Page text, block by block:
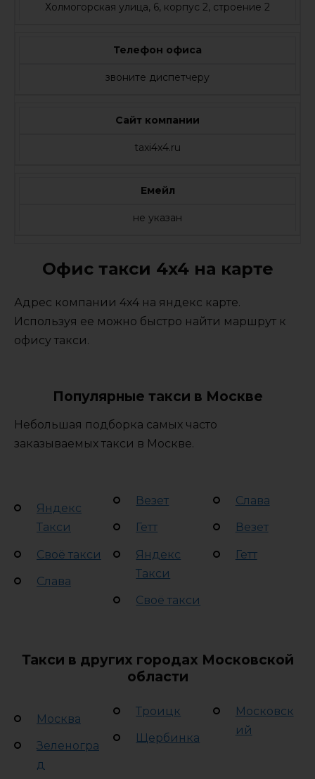
Холмогорская улица, 6, корпус 2, строение 2
Телефон офиса
звоните диспетчеру
Сайт компании
taxi4x4.ru
Емейл
не указан
Офис такси 4x4 на карте
Адрес компании 4x4 на яндекс карте.
Используя ее можно быстро найти маршрут к
офису такси.
Популярные такси в Москве
Небольшая подборка самых часто
заказываемых такси в Москве.
Яндекс
Такси
Своё такси
Слава
Везет
Гетт
Яндекс
Такси
Своё такси
Слава
Везет
Гетт
Такси в других городах Московской
области
Москва
Зеленогра
д
Троицк
Щербинка
Московск
ий